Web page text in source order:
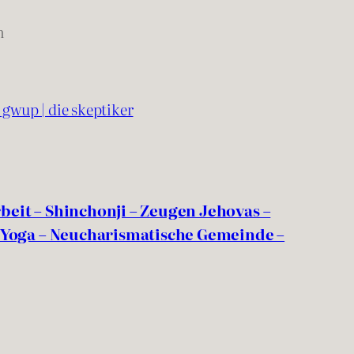
| die skeptiker
– Shinchonji – Zeugen Jehovas –
– Neucharismatische Gemeinde –